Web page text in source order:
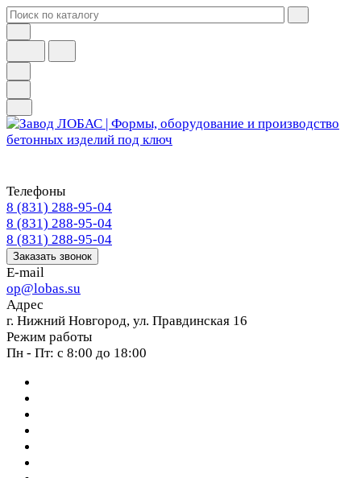
Телефоны
8 (831) 288-95-04
8 (831) 288-95-04
8 (831) 288-95-04
Заказать звонок
E-mail
op@lobas.su
Адрес
г. Нижний Новгород, ул. Правдинская 16
Режим работы
Пн - Пт: с 8:00 до 18:00